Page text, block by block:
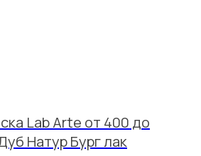
Lab Arte от 400 до
Натур Бург лак